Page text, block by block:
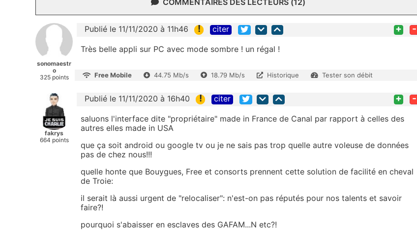
COMMENTAIRES DES LECTEURS (12)
sonomaestr
o
325 points
Publié le 11/11/2020 à 11h46 ! citer + -
Très belle appli sur PC avec mode sombre ! un régal !
Free Mobile 44.75 Mb/s 18.79 Mb/s Historique Tester son débit
fakrys
664 points
Publié le 11/11/2020 à 16h40 ! citer + -
saluons l'interface dite "propriétaire" made in France de Canal par rapport à celles des
autres elles made in USA
que ça soit android ou google tv ou je ne sais pas trop quelle autre voleuse de données
pas de chez nous!!!
quelle honte que Bouygues, Free et consorts prennent cette solution de facilité en cheval
de Troie:
il serait là aussi urgent de "relocaliser": n'est-on pas réputés pour nos talents et savoir
faire?!
pourquoi s'abaisser en esclaves des GAFAM...N etc?!